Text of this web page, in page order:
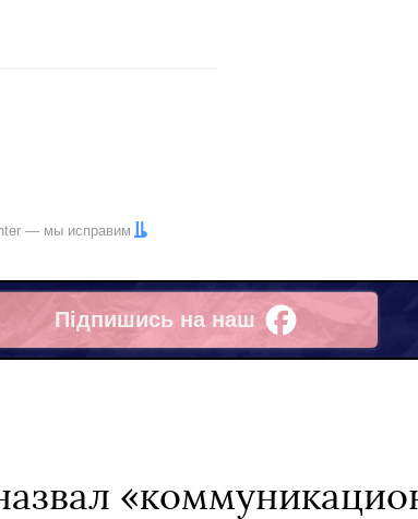
— мы исправим
Підпишись на наш
Facebook